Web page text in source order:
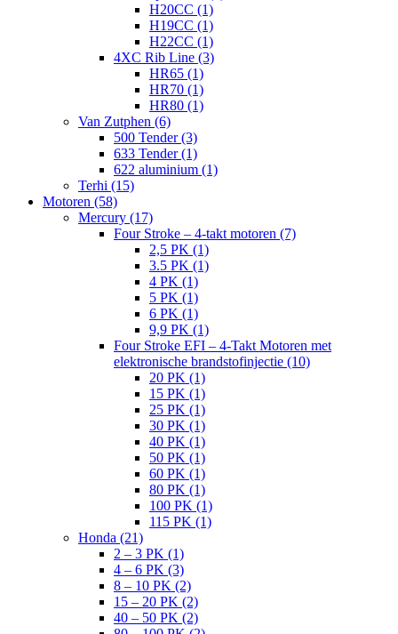
H20CC (1)
H19CC (1)
H22CC (1)
4XC Rib Line (3)
HR65 (1)
HR70 (1)
HR80 (1)
Van Zutphen (6)
500 Tender (3)
633 Tender (1)
622 aluminium (1)
Terhi (15)
Motoren (58)
Mercury (17)
Four Stroke – 4-takt motoren (7)
2,5 PK (1)
3.5 PK (1)
4 PK (1)
5 PK (1)
6 PK (1)
9,9 PK (1)
Four Stroke EFI – 4-Takt Motoren met
elektronische brandstofinjectie (10)
20 PK (1)
15 PK (1)
25 PK (1)
30 PK (1)
40 PK (1)
50 PK (1)
60 PK (1)
80 PK (1)
100 PK (1)
115 PK (1)
Honda (21)
2 – 3 PK (1)
4 – 6 PK (3)
8 – 10 PK (2)
15 – 20 PK (2)
40 – 50 PK (2)